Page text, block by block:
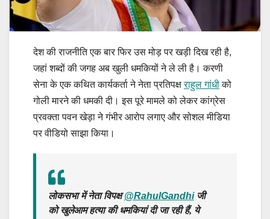
देश की राजनीति एक बार फिर उस मोड़ पर खड़ी दिख रही है,
जहां शब्दों की जगह अब खुली धमकियों ने ले ली है। करणी
सेना के एक कथित कार्यकर्ता ने नेता प्रतिपक्षराहुल गांधीको
गोली मारने की धमकी दी। इस पूरे मामले को लेकर कांग्रेस
प्रवक्ता पवन खेड़ा ने गंभीर आरोप लगाए और सोशल मीडिया
पर वीडियो साझा किया।
लोकसभा में नेता विपक्ष@RahulGandhiजी
को खुलेआम हत्या की धमकियां दी जा रही हैं, ये